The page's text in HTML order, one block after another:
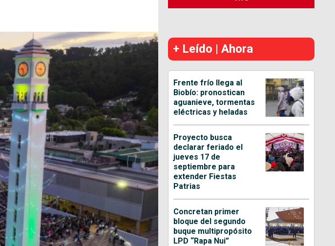
+ Leído | Ahora
Frente frío llega al
Biobío: pronostican
aguanieve, tormentas
eléctricas y heladas
Proyecto busca
declarar feriado el
jueves 17 de
septiembre para
extender Fiestas
Patrias
Concretan primer
bloque del segundo
buque multipropósito
LPD “Rapa Nui”